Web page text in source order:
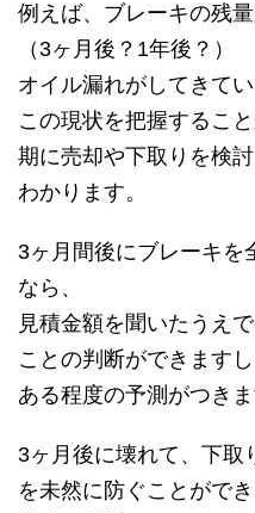
例えば、ブレーキの残
（3ヶ月後？1年後？）
オイル漏れがしてきて
この現状を把握するこ
期に売却や下取りを検
わかります。
3ヶ月間後にブレーキを
なら、
見積金額を聞いたうえ
ことの判断ができますし
ある程度の予測がつきま
3ヶ月後に壊れて、下取
を未然に防ぐことができ